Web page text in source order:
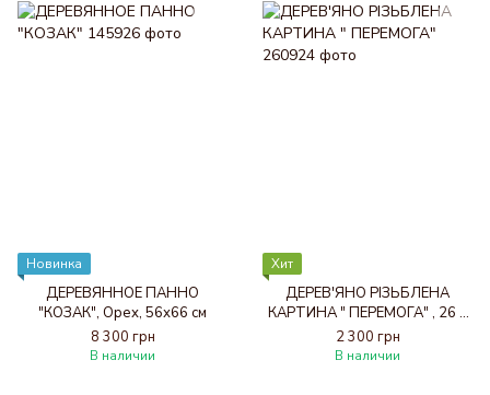
Новинка
ДЕРЕВЯННОЕ ПАННО
"КОЗАК", Орех, 56х66 см
8 300 грн
В наличии
Хит
ДЕРЕВ'ЯНО РІЗЬБЛЕНА
КАРТИНА " ПЕРЕМОГА" , 26 х
38 см
2 300 грн
В наличии